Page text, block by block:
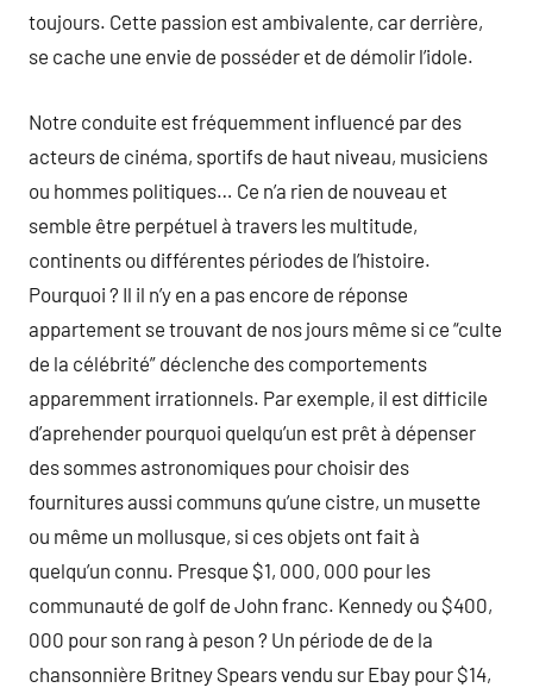
toujours. Cette passion est ambivalente, car derrière,
se cache une envie de posséder et de démolir l’idole.
Notre conduite est fréquemment influencé par des
acteurs de cinéma, sportifs de haut niveau, musiciens
ou hommes politiques… Ce n’a rien de nouveau et
semble être perpétuel à travers les multitude,
continents ou différentes périodes de l’histoire.
Pourquoi ? Il il n’y en a pas encore de réponse
appartement se trouvant de nos jours même si ce “culte
de la célébrité” déclenche des comportements
apparemment irrationnels. Par exemple, il est difficile
d’aprehender pourquoi quelqu’un est prêt à dépenser
des sommes astronomiques pour choisir des
fournitures aussi communs qu’une cistre, un musette
ou même un mollusque, si ces objets ont fait à
quelqu’un connu. Presque $1, 000, 000 pour les
communauté de golf de John franc. Kennedy ou $400,
000 pour son rang à peson ? Un période de de la
chansonnière Britney Spears vendu sur Ebay pour $14,